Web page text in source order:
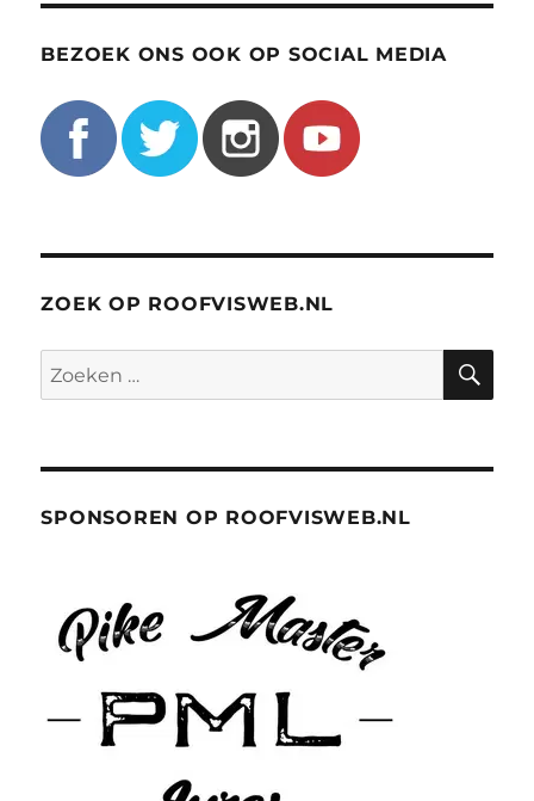
BEZOEK ONS OOK OP SOCIAL MEDIA
ZOEK OP ROOFVISWEB.NL
Zoeken
naar:
SPONSOREN OP ROOFVISWEB.NL